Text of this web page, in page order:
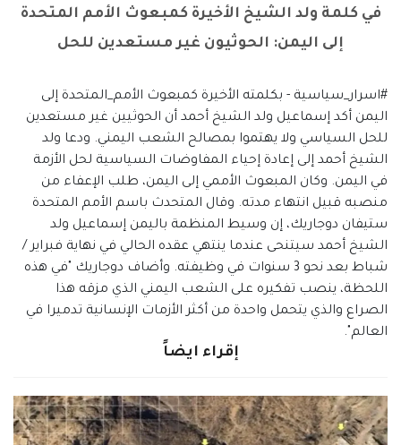
في كلمة ولد الشيخ الأخيرة كمبعوث الأمم المتحدة
إلى اليمن: الحوثيون غير مستعدين للحل
#اسرار_سياسية - بكلمته الأخيرة كمبعوث الأمم_المتحدة إلى
اليمن أكد إسماعيل ولد الشيخ أحمد أن الحوثيين غير مستعدين
للحل السياسي ولا يهتموا بمصالح الشعب اليمني. ودعا ولد
الشيخ أحمد إلى إعادة إحياء المفاوضات السياسية لحل الأزمة
في اليمن. وكان المبعوث الأممي إلى اليمن، طلب الإعفاء من
منصبه قبيل انتهاء مدته. وقال المتحدث باسم الأمم المتحدة
ستيفان دوجاريك، إن وسيط المنظمة باليمن إسماعيل ولد
الشيخ أحمد سيتنحى عندما ينتهي عقده الحالي في نهاية فبراير /
شباط بعد نحو 3 سنوات في وظيفته. وأضاف دوجاريك "في هذه
اللحظة، ينصب تفكيره على الشعب اليمني الذي مزقه هذا
الصراع والذي يتحمل واحدة من أكثر الأزمات الإنسانية تدميرا في
العالم".
إقراء ايضاً